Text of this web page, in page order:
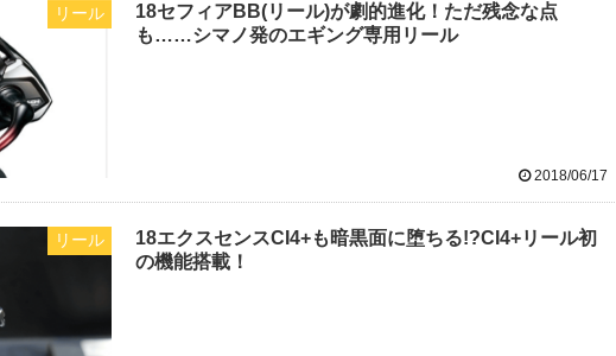
リール
18セフィアBB(リール)が劇的進化！ただ残念な点
も……シマノ発のエギング専用リール
2018/06/17
リール
18エクスセンスCI4+も暗黒面に堕ちる!?CI4+リール初
の機能搭載！